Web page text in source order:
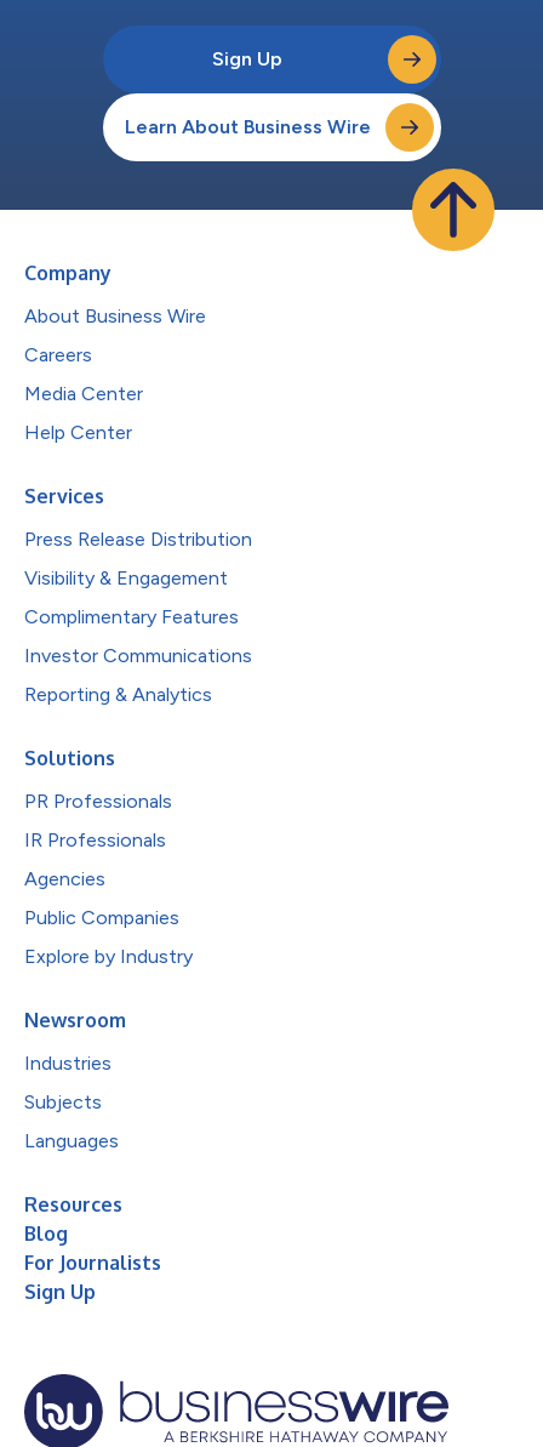
Sign Up
Learn About Business Wire
Company
About Business Wire
Careers
Media Center
Help Center
Services
Press Release Distribution
Visibility & Engagement
Complimentary Features
Investor Communications
Reporting & Analytics
Solutions
PR Professionals
IR Professionals
Agencies
Public Companies
Explore by Industry
Newsroom
Industries
Subjects
Languages
Resources
Blog
For Journalists
Sign Up